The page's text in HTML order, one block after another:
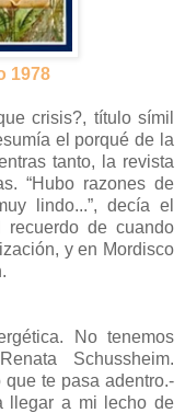
1978
crisis?, título símil
el porqué de la
tanto, la revista
“Hubo razones de
lindo...”, decía el
recuerdo de cuando
y en Mordisco
No tenemos
Schussheim.
te pasa adentro.-
llegar a mi lecho de